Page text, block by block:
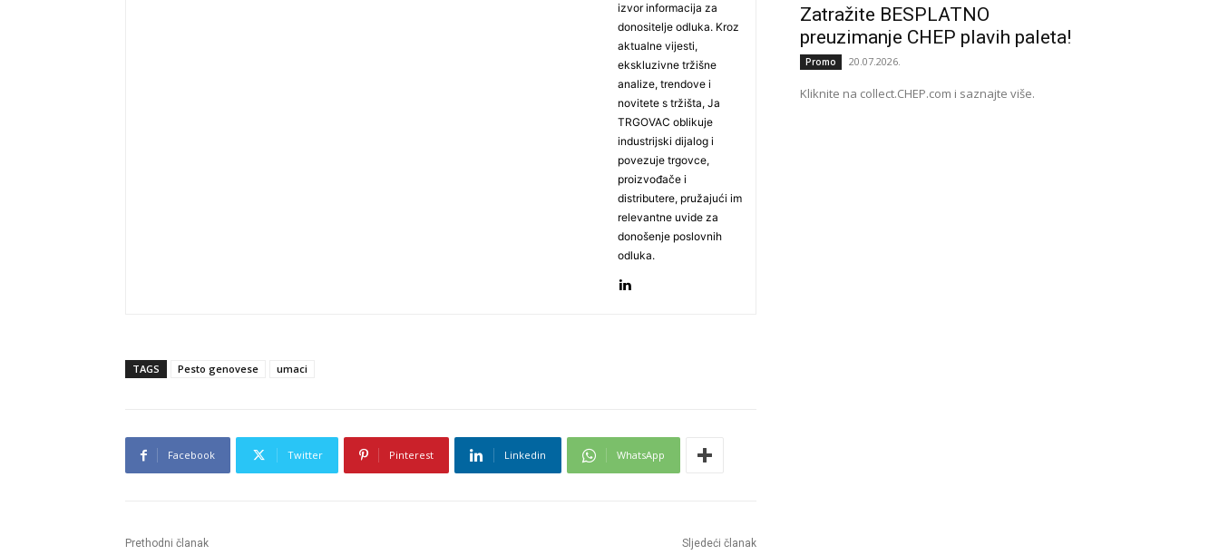
izvor informacija za
donositelje odluka. Kroz
aktualne vijesti,
ekskluzivne tržišne
analize, trendove i
novitete s tržišta, Ja
TRGOVAC oblikuje
industrijski dijalog i
povezuje trgovce,
proizvođače i
distributere, pružajući im
relevantne uvide za
donošenje poslovnih
odluka.
TAGS Pesto genovese umaci
Facebook Twitter Pinterest Linkedin WhatsApp
Prethodni članak Sljedeći članak
Zatražite BESPLATNO
preuzimanje CHEP plavih paleta!
Promo 20.07.2026.
Kliknite na collect.CHEP.com i saznajte više.